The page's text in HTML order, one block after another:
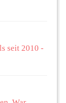
seit 2010 -